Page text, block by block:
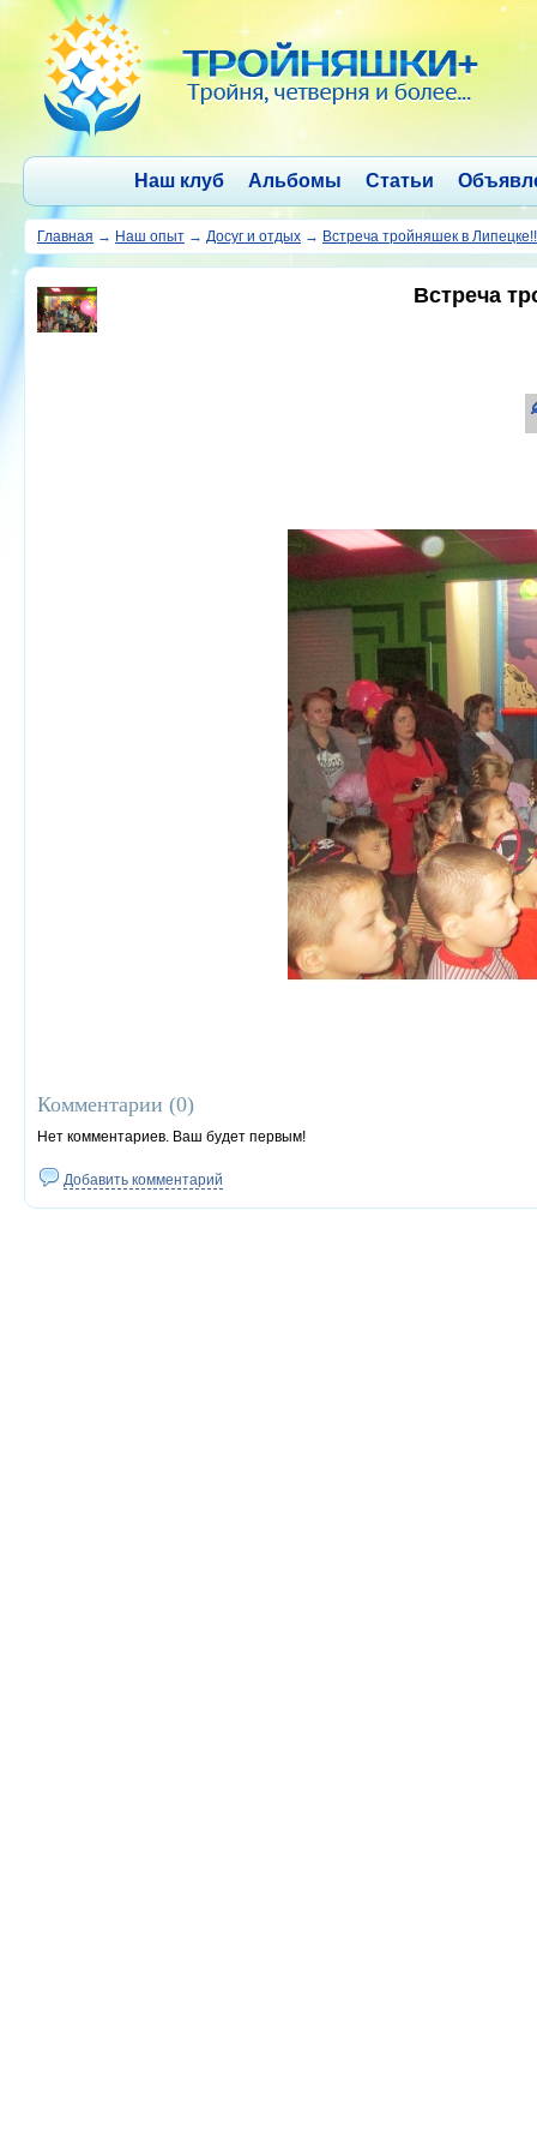
Наш клуб Альбомы Статьи
Главная → Наш опыт → Досуг и отдых → Встреча тройняшек в
Встреча
Комментарии (0)
Нет комментариев. Ваш будет первым!
Добавить комментарий